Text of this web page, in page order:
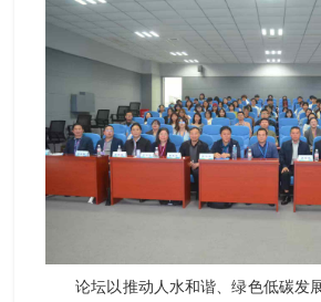
论坛以推动人水和谐、绿色低碳发